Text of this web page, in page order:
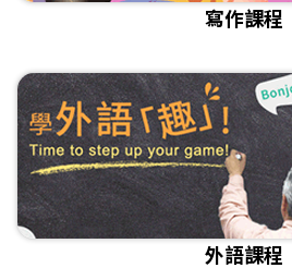
寫作課程
外語課程